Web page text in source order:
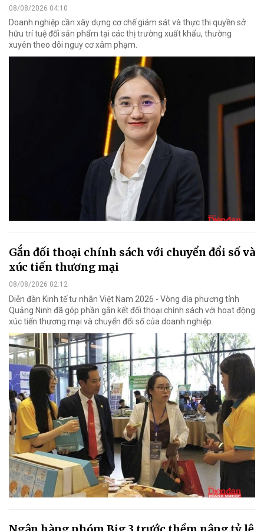
08/08/2026 04:10
Doanh nghiệp cần xây dựng cơ chế giám sát và thực thi quyền sở
hữu trí tuệ đối sản phẩm tại các thị trường xuất khẩu, thường
xuyên theo dõi nguy cơ xâm phạm.
Gắn đối thoại chính sách với chuyển đổi số và
xúc tiến thương mại
08/08/2026 02:12
Diễn đàn Kinh tế tư nhân Việt Nam 2026 - Vòng địa phương tỉnh
Quảng Ninh đã góp phần gắn kết đối thoại chính sách với hoạt động
xúc tiến thương mại và chuyển đổi số của doanh nghiệp.